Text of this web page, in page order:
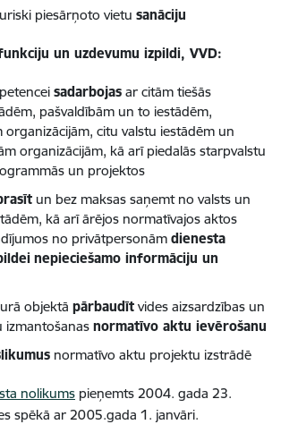
piesārņoto vietu sanāciju
un uzdevumu izpildi, VVD:
sadarbojas ar citām tiešās
pašvaldībām un to iestādēm,
organizācijām, citu valstu iestādēm un
organizācijām, kā arī piedalās starpvalstu
un projektos
un bez maksas saņemt no valsts un
kā arī ārējos normatīvajos aktos
no privātpersonām dienesta
nepieciešamo informāciju un
objektā pārbaudīt vides aizsardzības un
izmantošanas normatīvo aktu ievērošanu
normatīvo aktu projektu izstrādē
nolikums pieņemts 2004. gada 23.
spēkā ar 2005.gada 1. janvāri.